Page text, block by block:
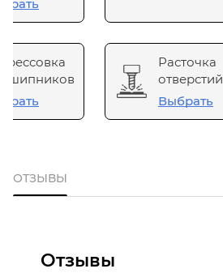
Расточка
отверстий
Выбрать
ОТЗЫВЫ
Отзывы